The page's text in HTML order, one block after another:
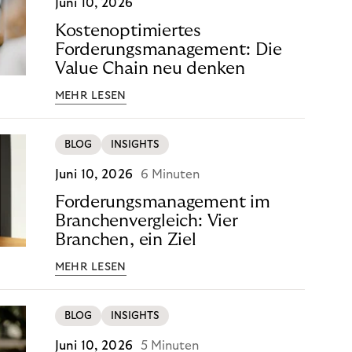
Juni 10, 2026
Kostenoptimiertes
Forderungsmanagement: Die
Value Chain neu denken
MEHR LESEN
BLOG INSIGHTS
Juni 10, 2026 6 Minuten
Forderungsmanagement im
Branchenvergleich: Vier
Branchen, ein Ziel
MEHR LESEN
BLOG INSIGHTS
Juni 10, 2026 5 Minuten